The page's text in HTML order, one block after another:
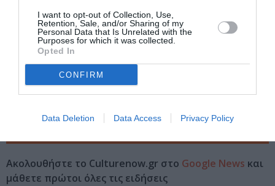
I want to opt-out of Collection, Use,
Retention, Sale, and/or Sharing of my
Personal Data that Is Unrelated with the
Purposes for which it was collected.
Opted In
CONFIRM
Data Deletion Data Access Privacy Policy
Ώρες λειτουργίας: Καθημερινά, εκτός Τρίτης, 10:00-
18:00
Τοποθεσία:
Μουσείο Βιομηχανικής Ελαιουργίας Λέσβου, Αγία
Παρασκευή, Λέσβος
Ακολουθήστε το Culturenow.gr στο Google News και
μάθετε πρώτοι όλες τις ειδήσεις